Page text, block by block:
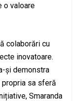
o valoare
colaborări cu
inovatoare.
și demonstra
sa sferă
Smaranda